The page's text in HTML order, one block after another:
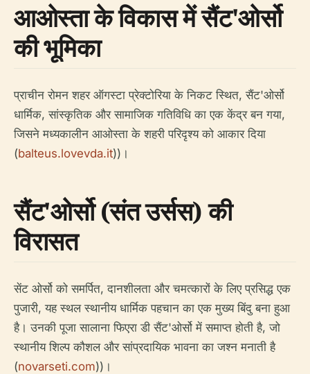
आओस्ता के विकास में सैंट'ओर्सो
की भूमिका
प्राचीन रोमन शहर ऑगस्टा प्रेक्टोरिया के निकट स्थित, सैंट'ओर्सो
धार्मिक, सांस्कृतिक और सामाजिक गतिविधि का एक केंद्र बन गया,
जिसने मध्यकालीन आओस्ता के शहरी परिदृश्य को आकार दिया
(balteus.lovevda.it))।
सैंट'ओर्सो (संत उर्सस) की
विरासत
सेंट ओर्सो को समर्पित, दानशीलता और चमत्कारों के लिए प्रसिद्ध एक
पुजारी, यह स्थल स्थानीय धार्मिक पहचान का एक मुख्य बिंदु बना हुआ
है। उनकी पूजा सालाना फिएरा डी सैंट'ओर्सो में समाप्त होती है, जो
स्थानीय शिल्प कौशल और सांप्रदायिक भावना का जश्न मनाती है
(novarseti.com))।